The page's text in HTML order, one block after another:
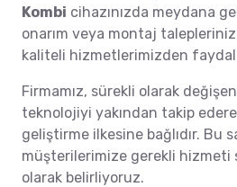
Kombi cihazınızda meydana
onarım veya montaj
kaliteli hizmetlerimizden
Firmamız, sürekli olarak
teknolojiyi yakından takip
geliştirme ilkesine bağlıdır. Bu
müşterilerimize gerekli hizmeti
olarak belirliyoruz.